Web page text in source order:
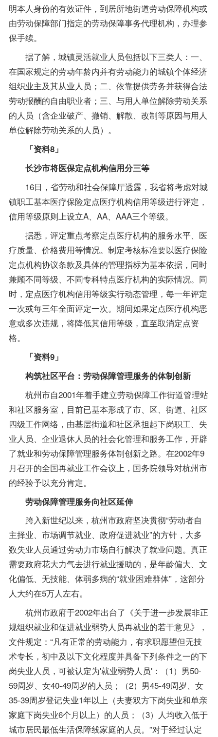
明本人身份的有效证件，到居所地街道劳动保障机构或
由劳动保障部门指定的劳动保障事务代理机构，办理参
保手续。
据了解，城镇灵活就业人员包括以下三类人：一、
在国家规定的劳动年龄内并有劳动能力的城镇个体经济
组织业主及其从业人员；二、依靠提供劳务并获得合法
劳动报酬的自由职业者；三、与用人单位解除劳动关系
的人员（含企业破产、撤销、解散、改制等原因与用人
单位解除劳动关系的人员）。
「资料8」
长沙市将医保定点机构信用分三等
16日，省劳动和社会保障厅透露，我省将考虑对城
镇职工基本医疗保险定点医疗机构信用等级进行评定，
信用等级原则上设立A、AA、AAA三个等级。
据悉，评定重点考察定点医疗机构的服务水平、医
疗质量、价格费用等情况。制定考核标准要以医疗保险
定点机构协议条款及具体的管理指标为基本依据，同时
兼顾不同等级、不同专科特点医疗机构的实际情况。同
时，定点医疗机构信用等级实行动态管理，每一年评定
一次或每三年全面评定一次。期间如果定点医疗机构恶
意或多次违规，将降低其信用等级，直至取消定点资
格。
「资料9」
构筑社区平台：劳动保障管理服务的体制创新
杭州市自2001年着手建立劳动保障工作街道管理站
和社区服务室，目前已基本形成了市、区、街道、社区
四级工作网络，由基层街道和社区承担起下岗职工、失
业人员、企业退休人员的社会化管理和服务工作，开辟
了就业和劳动保障管理服务体制创新之路。在2002年9
月召开的全国再就业工作会议上，国务院领导对杭州市
的经验予以充分肯定。
劳动保障管理服务向社区延伸
跨入新世纪以来，杭州市政府坚决贯彻“劳动者自
主择业、市场调节就业、政府促进就业”的方针，大多
数失业人员通过劳动力市场自行解决了就业问题。真正
需要政府花大力气去进行就业援助的，是年龄偏大、文
化偏低、无技能、体弱多病的“就业困难群体”，这部分
人大约在5万人左右。
杭州市政府于2002年出台了《关于进一步发展非正
规组织就业和促进就业弱势人员再就业的若干意见》，
文件规定：“凡有正常的劳动能力，有求职愿望但无技
术专长，初中及以下文化程度并具备下列条件之一的下
岗失业人员，可被认定为'就业弱势人员'：（1）男50-
59周岁、女40-49周岁的人员；（2）男45-49周岁、女
35-39周岁登记失业1年以上（夫妻双方下岗失业和单亲
家庭下岗失业6个月以上）的人员；（3）人均收入低于
城市居民最低生活保障线家庭的人员。”对于经过认定